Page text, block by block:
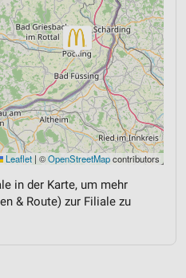
Leaflet | ©OpenStreetMapcontributors
in der Karte, um mehr
& Route) zur Filiale zu